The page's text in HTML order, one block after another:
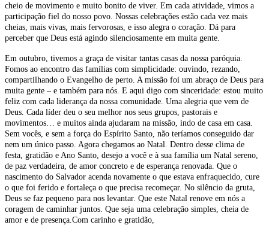
cheio de movimento e muito bonito de viver. Em cada atividade, vimos a
participação fiel do nosso povo. Nossas celebrações estão cada vez mais
cheias, mais vivas, mais fervorosas, e isso alegra o coração. Dá para
perceber que Deus está agindo silenciosamente em muita gente.
Em outubro, tivemos a graça de visitar tantas casas da nossa paróquia.
Fomos ao encontro das famílias com simplicidade: ouvindo, rezando,
compartilhando o Evangelho de perto. A missão foi um abraço de Deus para
muita gente – e também para nós. E aqui digo com sinceridade: estou muito
feliz com cada liderança da nossa comunidade. Uma alegria que vem de
Deus. Cada líder deu o seu melhor nos seus grupos, pastorais e
movimentos… e muitos ainda ajudaram na missão, indo de casa em casa.
Sem vocês, e sem a força do Espírito Santo, não teríamos conseguido dar
nem um único passo. Agora chegamos ao Natal. Dentro desse clima de
festa, gratidão e Ano Santo, desejo a você e à sua família um Natal sereno,
de paz verdadeira, de amor concreto e de esperança renovada. Que o
nascimento do Salvador acenda novamente o que estava enfraquecido, cure
o que foi ferido e fortaleça o que precisa recomeçar. No silêncio da gruta,
Deus se faz pequeno para nos levantar. Que este Natal renove em nós a
coragem de caminhar juntos. Que seja uma celebração simples, cheia de
amor e de presença.Com carinho e gratidão,